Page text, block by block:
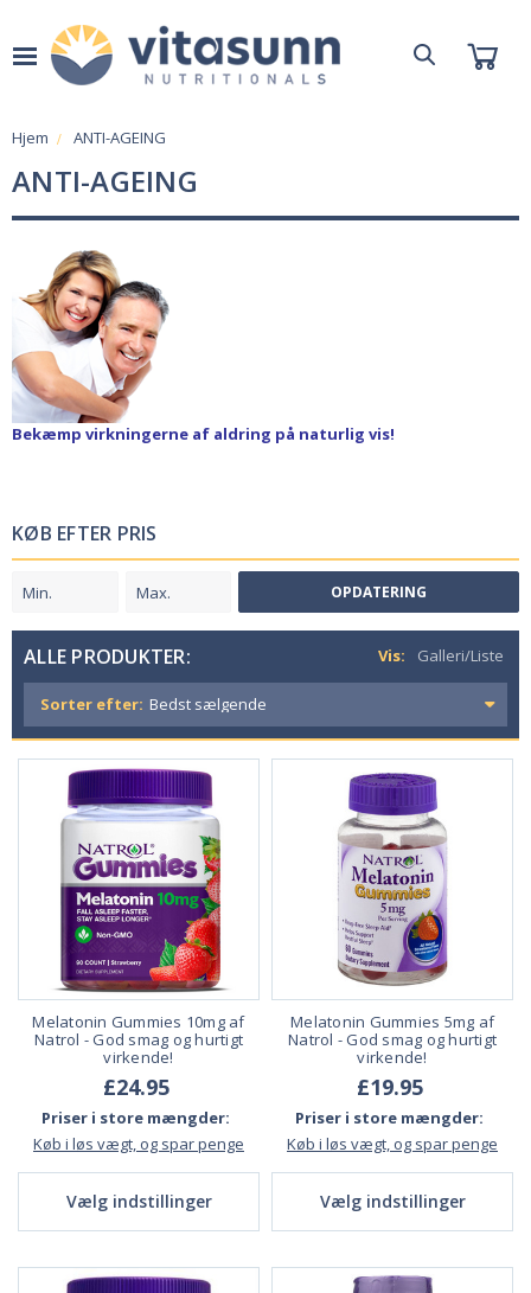
Hjem ANTI-AGEING
ANTI-AGEING
Bekæmp virkningerne af aldring på naturlig vis!
KØB EFTER PRIS
OPDATERING
ALLE PRODUKTER: Vis: Galleri/Liste
Sorter efter:
Melatonin Gummies 10mg af
Natrol - God smag og hurtigt
virkende!
£24.95
Priser i store mængder:
Køb i løs vægt, og spar penge
Vælg indstillinger
Melatonin Gummies 5mg af
Natrol - God smag og hurtigt
virkende!
£19.95
Priser i store mængder:
Køb i løs vægt, og spar penge
Vælg indstillinger